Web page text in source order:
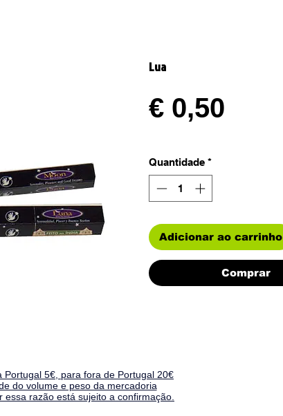
Lua
€ 0,50
Quantidade *
Adicionar ao carrinho
Comprar
Portugal 5€, para fora de Portugal 20€
do volume e peso da mercadoria
essa razão está sujeito a confirmação.